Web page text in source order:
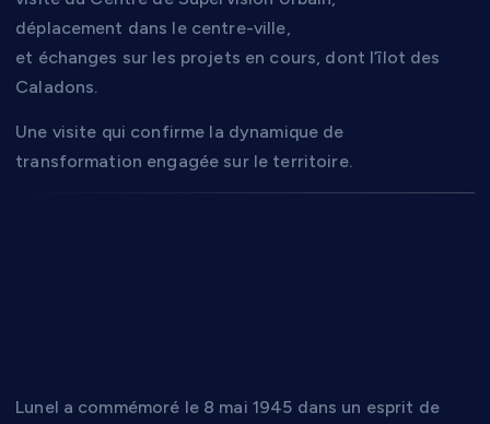
déplacement dans le centre-ville,
et échanges sur les projets en cours, dont l’îlot des
Caladons.
Une visite qui confirme la dynamique de
transformation engagée sur le territoire.
Lunel a commémoré le 8 mai 1945 dans un esprit de